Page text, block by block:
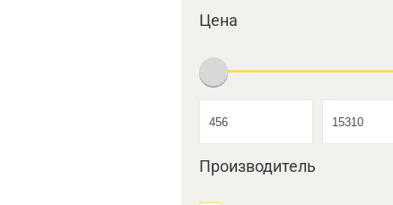
Цена
Производитель